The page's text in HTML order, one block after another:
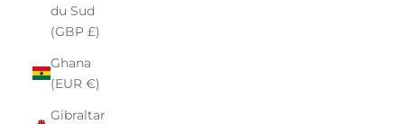
du Sud
(GBP £)
Ghana
(EUR €)
Gibraltar